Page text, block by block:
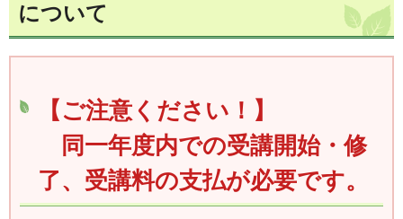
について
【ご注意ください！】
同一年度内での受講開始・修
了、受講料の支払が必要です。